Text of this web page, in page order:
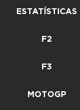
ESTATÍSTICAS
F2
F3
MOTOGP